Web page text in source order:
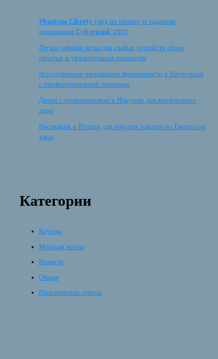
Phantom Liberty гайд по сюжету и заданиям
дополнения Cyberpunk 2077
Легкие офлайн игры для слабых устройств обзор
простых и увлекательных вариантов
Искусственное прерывание беременности в Пятигорске
с профессиональной помощью
Двери с терморазрывом в Иркутске для комфортного
дома
Посредник в Италии для покупок товаров из Европы на
заказ
Категории
Круизы
Морская жизнь
Новости
Общая
Практические советы